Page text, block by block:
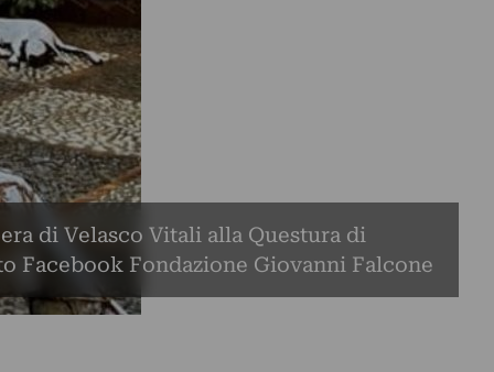
di Velasco Vitali alla Questura di
Facebook Fondazione Giovanni Falcone